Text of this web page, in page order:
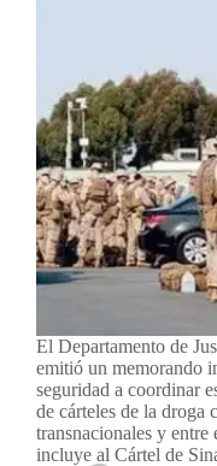
El Departamento de
emitió un memorando
seguridad a coordinar
de cárteles de la droga
transnacionales y
incluye al Cártel de